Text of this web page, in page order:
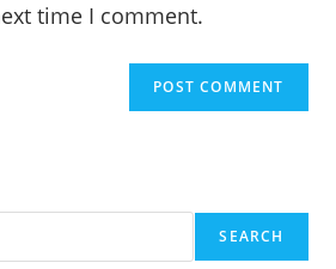
time I comment.
SEARCH